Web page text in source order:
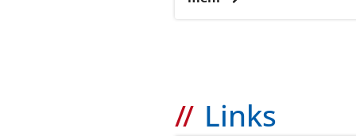
Links